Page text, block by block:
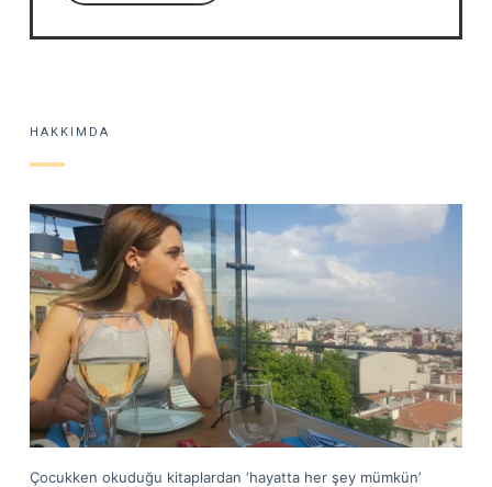
HAKKIMDA
Çocukken okuduğu kitaplardan ‘hayatta her şey mümkün’